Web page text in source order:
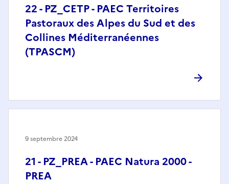
22 - PZ_CETP - PAEC Territoires
Pastoraux des Alpes du Sud et des
Collines Méditerranéennes
(TPASCM)
21 - PZ_PREA - PAEC Natura 2000 -
PREA
9 septembre 2024